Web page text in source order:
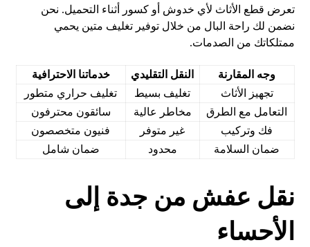
تعرض قطع الأثاث لأي خدوش أو كسور أثناء التحميل. نحن
نضمن لك راحة البال من خلال توفير تغليف متين يحمي
ممتلكاتك من الصدمات.
وجه المقارنة النقل التقليدي
خدماتنا الاحترافية
تجهيز الأثاث
تغليف بسيط
تغليف حراري متطور
التعامل مع الطرق
مخاطر عالية
سائقون محترفون
فك وتركيب
غير متوفر
فنيون متخصصون
ضمان السلامة
محدود ضمان شامل
نقل عفش من جدة إلى
الأحساء